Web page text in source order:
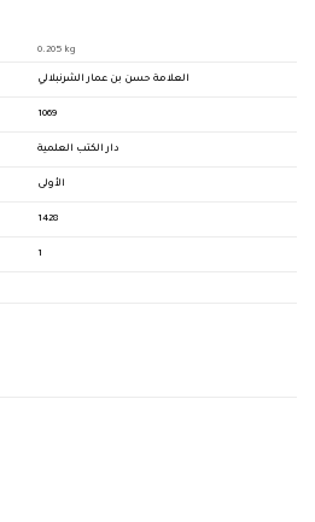
0.205 kg
العلامة حسن بن عمار الشرنبلالي
1069
دار الكتب العلمية
الأولى
1428
1